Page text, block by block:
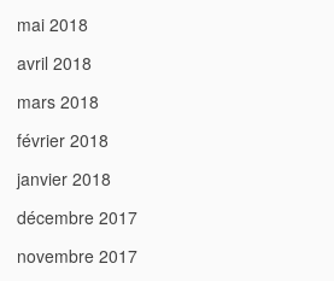
mai 2018
avril 2018
mars 2018
février 2018
janvier 2018
décembre 2017
novembre 2017